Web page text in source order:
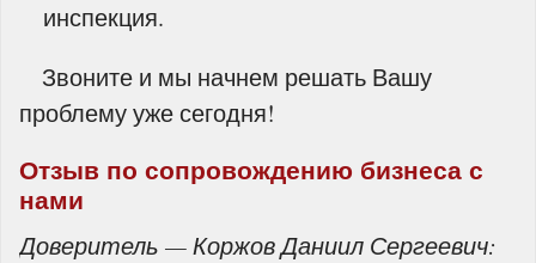
инспекция.
Звоните и мы начнем решать Вашу
проблему уже сегодня!
Отзыв по сопровождению бизнеса с
нами
Доверитель — Коржов Даниил Сергеевич: